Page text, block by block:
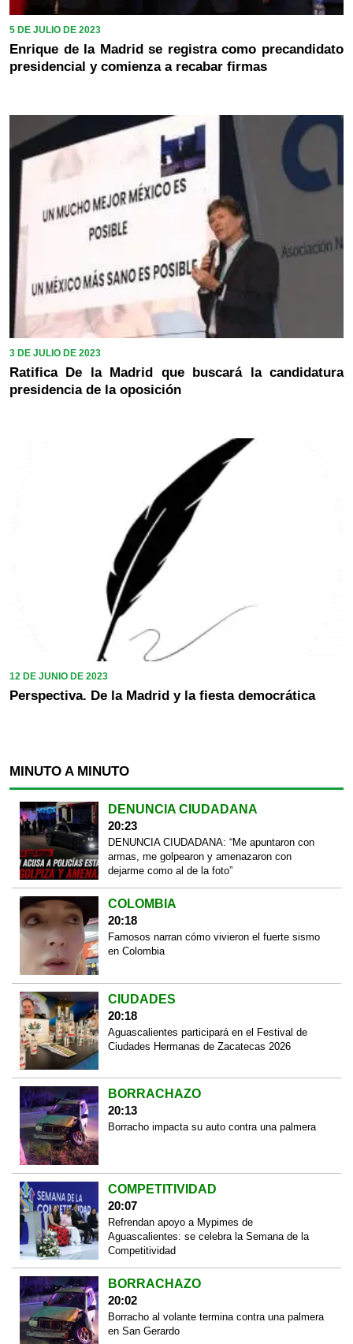
5 DE JULIO DE 2023
Enrique de la Madrid se registra como precandidato
presidencial y comienza a recabar firmas
3 DE JULIO DE 2023
Ratifica De la Madrid que buscará la candidatura
presidencia de la oposición
12 DE JUNIO DE 2023
Perspectiva. De la Madrid y la fiesta democrática
MINUTO A MINUTO
DENUNCIA CIUDADANA
20:23
DENUNCIA CIUDADANA: “Me apuntaron con
armas, me golpearon y amenazaron con
dejarme como al de la foto”
COLOMBIA
20:18
Famosos narran cómo vivieron el fuerte sismo
en Colombia
CIUDADES
20:18
Aguascalientes participará en el Festival de
Ciudades Hermanas de Zacatecas 2026
BORRACHAZO
20:13
Borracho impacta su auto contra una palmera
COMPETITIVIDAD
20:07
Refrendan apoyo a Mypimes de
Aguascalientes: se celebra la Semana de la
Competitividad
BORRACHAZO
20:02
Borracho al volante termina contra una palmera
en San Gerardo